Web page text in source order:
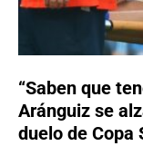
“Saben que
Aránguiz se
duelo de Copa